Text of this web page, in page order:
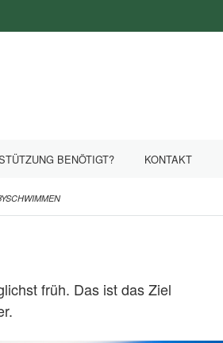
BENÖTIGT? KONTAKT
früh. Das ist das Ziel